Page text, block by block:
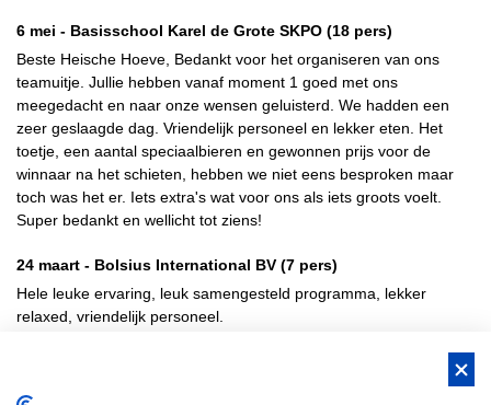
6 mei - Basisschool Karel de Grote SKPO (18 pers)
Beste Heische Hoeve, Bedankt voor het organiseren van ons
teamuitje. Jullie hebben vanaf moment 1 goed met ons
meegedacht en naar onze wensen geluisterd. We hadden een
zeer geslaagde dag. Vriendelijk personeel en lekker eten. Het
toetje, een aantal speciaalbieren en gewonnen prijs voor de
winnaar na het schieten, hebben we niet eens besproken maar
toch was het er. Iets extra's wat voor ons als iets groots voelt.
Super bedankt en wellicht tot ziens!
24 maart - Bolsius International BV (7 pers)
Hele leuke ervaring, leuk samengesteld programma, lekker
relaxed, vriendelijk personeel.